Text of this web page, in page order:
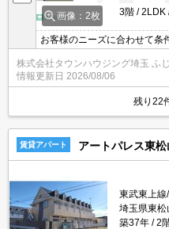
画像：2枚
3階
2LDK
お客様のニーズに合わせて条
情報数No.1のタウンハウジン
株式会社タウンハウジング埼玉 ふ
情報更新日 2026/08/06
残り22
賃貸アパート アートパレス東
東武東上
埼玉県東
築37年
2